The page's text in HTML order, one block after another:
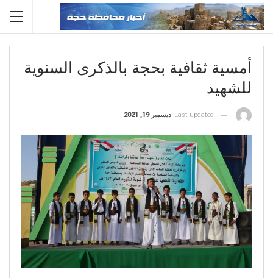
أمسية ثقافية بحجة بالذكرى السنوية
للشهيد
Last updated ديسمبر 19, 2021